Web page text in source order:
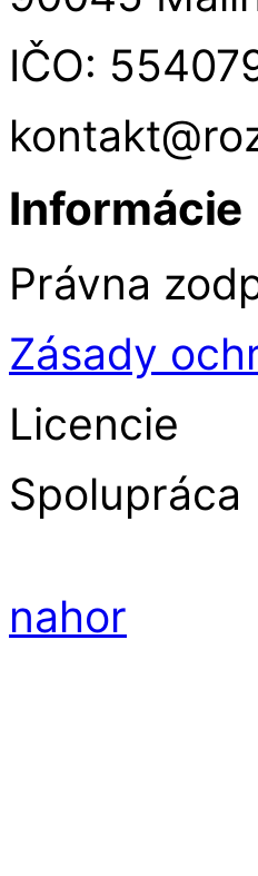
IČO:
Informácie
Právna
Zásady
Licencie
Spolupráca
nahor